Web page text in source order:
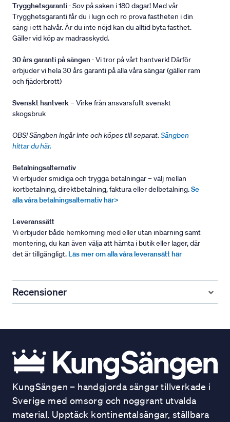
Trygghetsgaranti- Sov på saken i 180 dagar! Med vår
Trygghetsgaranti får du i lugn och ro prova fastheten i din
säng i ett halvår. Är du inte nöjd kan du alltid byta fasthet.
Gäller vid köp av madrasskydd.
30 års garanti på sängen- Vi tror på vårt hantverk! Därför
erbjuder vi hela 30 års garanti på alla våra sängar (gäller ram
och fjäderbrott)
Svenskt hantverk– Virke från ansvarsfullt svenskt
skogsbruk
OBS! Sängben ingår inte och köpes till separat. Sängben
hittar du här.
Betalningsalternativ
Vi erbjuder smidiga och trygga betalningar – välj mellan
kortbetalning, direktbetalning, faktura eller delbetalning.Se
alla våra betalningsalternativ här>
Leveranssätt
Vi erbjuder både hemkörning med eller utan inbärning samt
montering, du kan även välja att hämta i butik eller lager, där
det är tillgängligt. Läs mer om alla våra leveransätt här
Recensioner
KungSängen – handgjorda sängar tillverkade i
Sverige med omsorg och noggrant utvalda
material. Upptäck kontinentalsängar, ställbara